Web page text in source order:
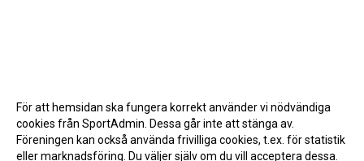
För att hemsidan ska fungera korrekt använder vi nödvändiga
cookies från SportAdmin. Dessa går inte att stänga av.
Föreningen kan också använda frivilliga cookies, t.ex. för statistik
eller marknadsföring. Du väljer själv om du vill acceptera dessa.